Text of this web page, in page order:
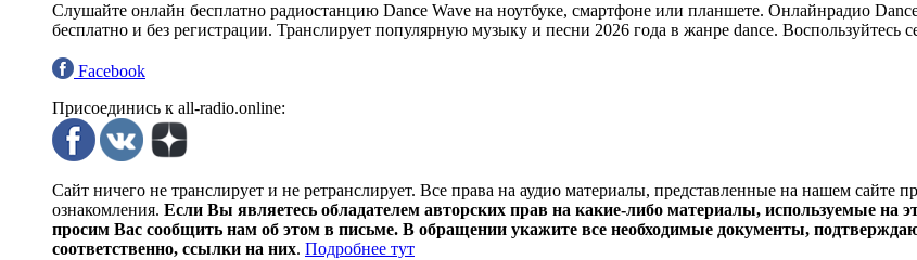
Слушайте онлайн бесплатно радиостанцию Dance Wave на ноутбуке, смартфоне или планшете. Онлайнрадио
бесплатно и без регистрации. Транслирует популярную музыку и песни 2026 года в жанре dance. Воспользуйтесь
Facebook
Присоединись к all-radio.online:
Сайт ничего не транслирует и не ретранслирует. Все права на аудио материалы, представленные на нашем сайте
ознакомления. Если Вы являетесь обладателем авторских прав на какие-либо материалы, используемые на
просим Вас сообщить нам об этом в письме. В обращении укажите все необходимые документы,
соответственно, ссылки на них. Подробнее тут